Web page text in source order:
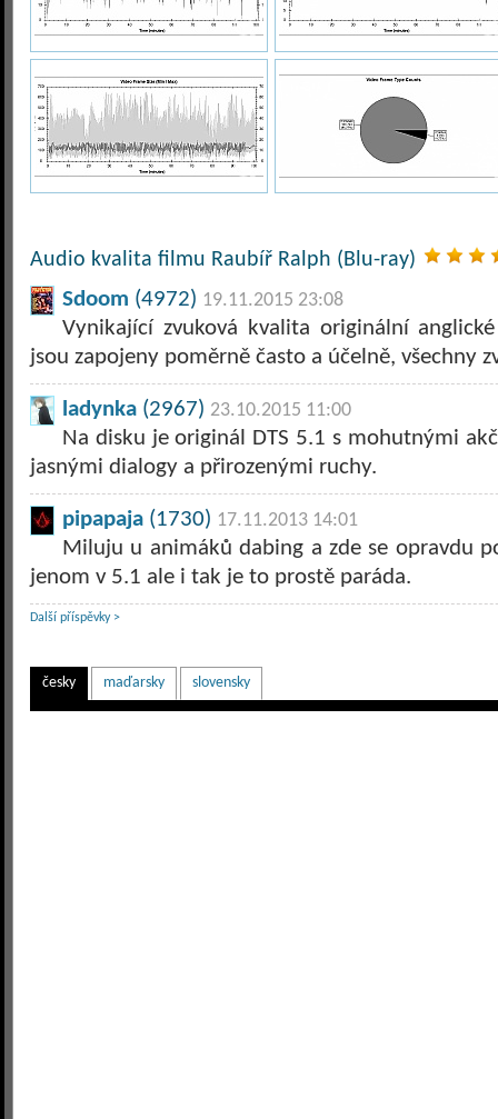
Audio kvalita filmu Raubíř Ralph (Blu-ray)
Sdoom (4972) 19.11.2015 23:08
Vynikající zvuková kvalita originální
jsou zapojeny poměrně často a účelně, všechny
ladynka (2967) 23.10.2015 11:00
Na disku je originál DTS 5.1 s mohutnými
jasnými dialogy a přirozenými ruchy.
pipapaja (1730) 17.11.2013 14:01
Miluju u animáků dabing a zde se opravdu
jenom v 5.1 ale i tak je to prostě paráda.
Další příspěvky >
česky maďarsky slovensky